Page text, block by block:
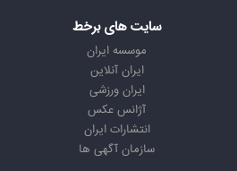
سایت های برخط
موسسه ایران
ایران آنلاین
ایران ورزشی
آژانس عکس
انتشارات ایران
سازمان آگهی ها